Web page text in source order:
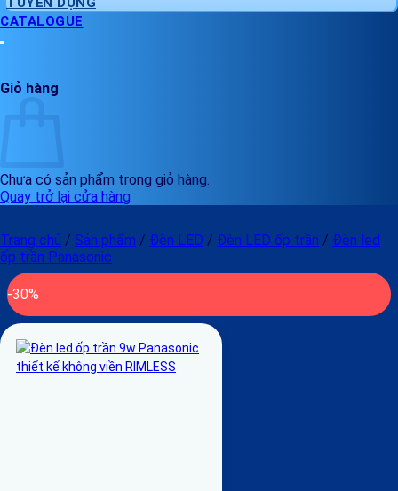
CATALOGUE
Giỏ hàng
Chưa có sản phẩm trong giỏ hàng.
Quay trở lại cửa hàng
Trang chủ / Sản phẩm / Đèn LED / Đèn LED ốp trần / Đèn led
ốp trần Panasonic
-30%